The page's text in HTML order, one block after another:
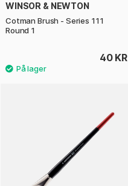
WINSOR & NEWTON
Cotman Brush - Series 111
Round 1
40 KR